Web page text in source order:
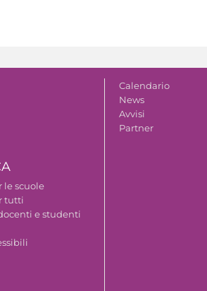
le scuole
tutti
e studenti
Calendario
News
Avvisi
Partner